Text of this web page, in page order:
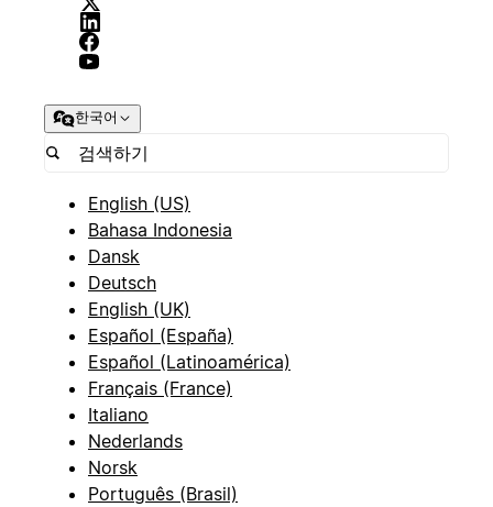
한국어
English (US)
Bahasa Indonesia
Dansk
Deutsch
English (UK)
Español (España)
Español (Latinoamérica)
Français (France)
Italiano
Nederlands
Norsk
Português (Brasil)